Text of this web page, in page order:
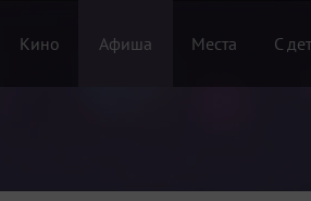
Кино Афиша Места С